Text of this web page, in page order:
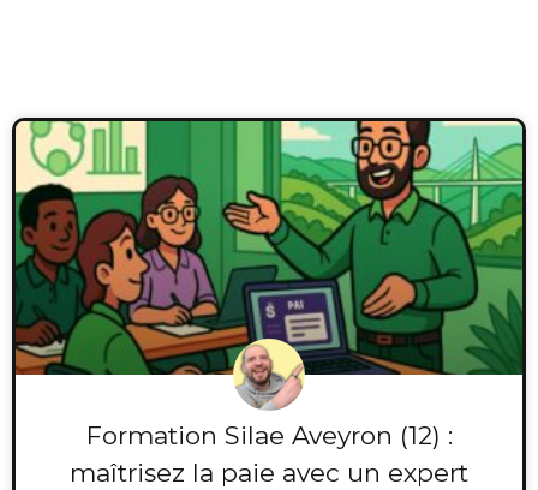
Formation Silae Aveyron (12) :
maîtrisez la paie avec un expert